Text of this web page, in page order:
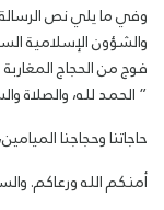
وفي ما يلي نص الرسالة
والشؤون الإسلامية
فوج من الحجاج
” الحمد لله، والصلاة
حاجاتنا وحجاجنا الميامين،
أمنكم الله ورعاكم.